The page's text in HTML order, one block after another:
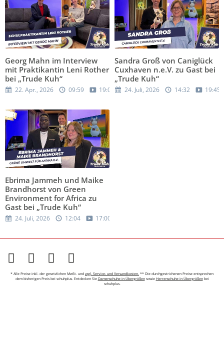
Georg Mahn im Interview
mit Praktikantin Leni Rother
bei „Trude Kuh“
22. Apr., 2026 09:59 19:05
Sandra Groß von Caniglück
Cuxhaven n.e.V. zu Gast bei
„Trude Kuh“
24. Juli, 2026 14:32 19:45
Ebrima Jammeh und Maike
Brandhorst von Green
Environment for Africa zu
Gast bei „Trude Kuh“
24. Juli, 2026 12:04 17:00
* Alle Preise inkl. der gesetzlichen MwSt. und zzgl. Service- und Versandkosten. ** Die durchgestrichenen Preise entsprechen
dem bisherigen Preis bei schuhplus. Entdecken Sie Damenschuhe in Übergrößensowie Herrenschuhe in Übergrößenbei
schuhplus.